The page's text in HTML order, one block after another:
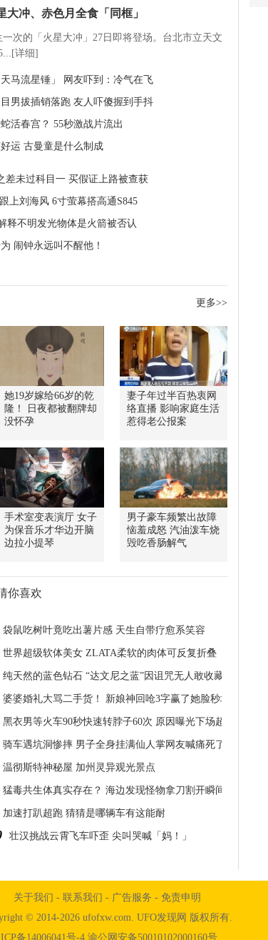
大冲、赤色月全食「同框」
一次的「火星大冲」27日即将登场。台北市立天文
详细]
马流星锤」 网友吓到：冷气在飞
男拔插销落跑 友人吓傻握到手抖
活春宫？ 55秒激战片流出
运 古曼童是什么制成
差未过科目一 买假证上路被查获
上刘海风 6寸萤幕搭高通S845
释不明发光物体是火箭被否认
闹钟永远叫不醒他！
更多>>
她19岁嫁给66岁的乾
隆！ 日夜都被翻牌却
没怀孕
妻子年过半百热衷网
络直播 影响家庭生活
惹得老公报案
手术室变表演厅 女子
为保音乐才华边开脑
边拉小提琴
男子豪车频繁出故障
恼羞成怒 汽油泼车烧
毁吃香肠解气
锈
你喜欢
袋鼠吃树叶竟吃出薯片感 天生自带疗愈系笑容
世界超级软体美女 ZLATA柔软的肉体可反复折叠
纯天然的蓝色钻石 “达文尼之蓝”因诅咒无人敢收藏
婆婆婚礼大骂二手货！ 新娘神回呛3字赢了她脸秒垮
黑衣男等火车90秒快速转脖子60次 原因曝光下场超惨
骑车遇坑洞惨摔 男子全身挂满仙人掌网友喊痛死了
温彻斯特神秘屋 加州灵异观光景点
猛毒共生体真实存在？ 海边发现怪物拿刀割开瞬间愈合
加速打趴超跑 猜猜是哪辆车有这能耐
壮汉挑战云霄飞车吓歪 尖叫哭喊「妈！」
关于我们 - 联系我们 - 广告服务 - 免责申明
© 2014-2026 ufofxw.com. UFO发现网 版权所有.
备14006041号-4 渝公网安备50010102000160号